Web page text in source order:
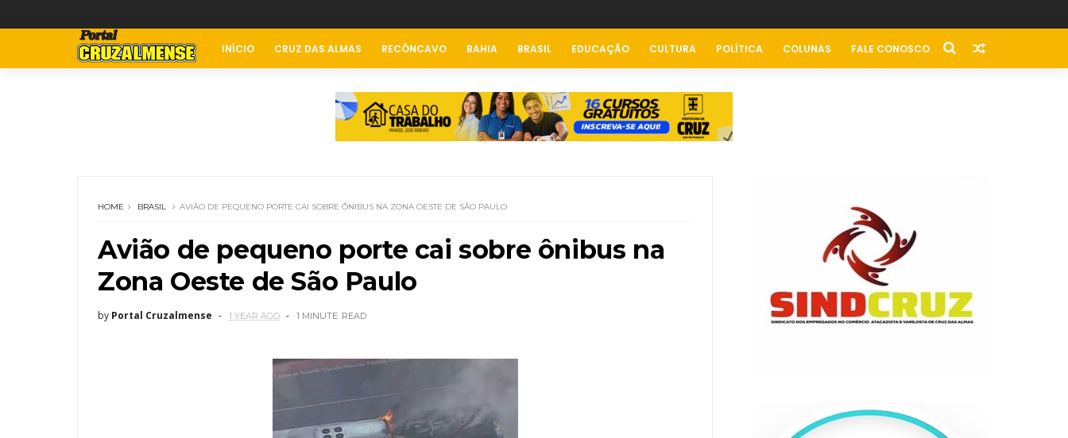
INÍCIO CRUZ DAS ALMAS RECÔNCAVO BAHIA BRASIL EDUCAÇÃO CULTURA POLÍTICA COLUNAS FALE CONOSCO
HOME BRASIL AVIÃO DE PEQUENO PORTE CAI SOBRE ÔNIBUS NA ZONA OESTE DE SÃO PAULO
Avião de pequeno porte cai sobre ônibus na
Zona Oeste de São Paulo
by Portal Cruzalmense 1 YEAR AGO 1 MINUTE READ